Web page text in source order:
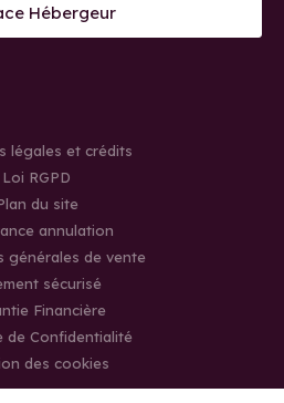
Hébergeur
légales et crédits
Loi RGPD
du site
annulation
générales de vente
sécurisé
Financière
de Confidentialité
des cookies